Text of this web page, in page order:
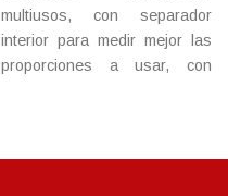
multiusos, con separador
interior para medir mejor las
proporciones a usar, con